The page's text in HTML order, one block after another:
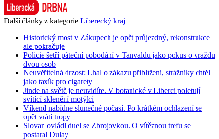
Další články z kategorie Liberecký kraj
Historický most v Zákupech je opět průjezdný, rekonstrukce
ale pokračuje
Policie šetří páteční pobodání v Tanvaldu jako pokus o vraždu
dvou osob
Neuvěřitelná drzost: Lhal o zákazu přiblížení, strážníky chtěl
jako taxík pro cigarety
Jinde na světě je neuvidíte. V botanické v Liberci poletují
svítící sklenění motýlci
Víkend nabídne slunečné počasí. Po krátkém ochlazení se
opět vrátí tropy
Slovan ovládl duel se Zbrojovkou. O vítěznou trefu se
postaral Dulay